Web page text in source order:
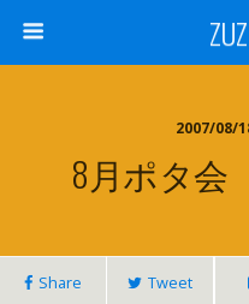
2007/08/
8月ポタ会
Share Tweet